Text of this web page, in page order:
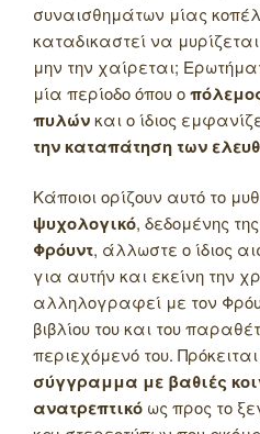
συναισθημάτων μίας
καταδικαστεί να
μην την χαίρεται;
μία περίοδο όπου ο
πυλώνκαι ο ίδιος
την καταπάτηση των
Κάποιοι ορίζουν αυτό το
ψυχολογικό, δεδομένης
Φρόυντ, άλλωστε ο ίδιος
για αυτήν και εκείνη την
αλληλογραφεί με τον
βιβλίου του και του
περιεχόμενό του.
σύγγραμμα με βαθιές
ανατρεπτικό ως προς το